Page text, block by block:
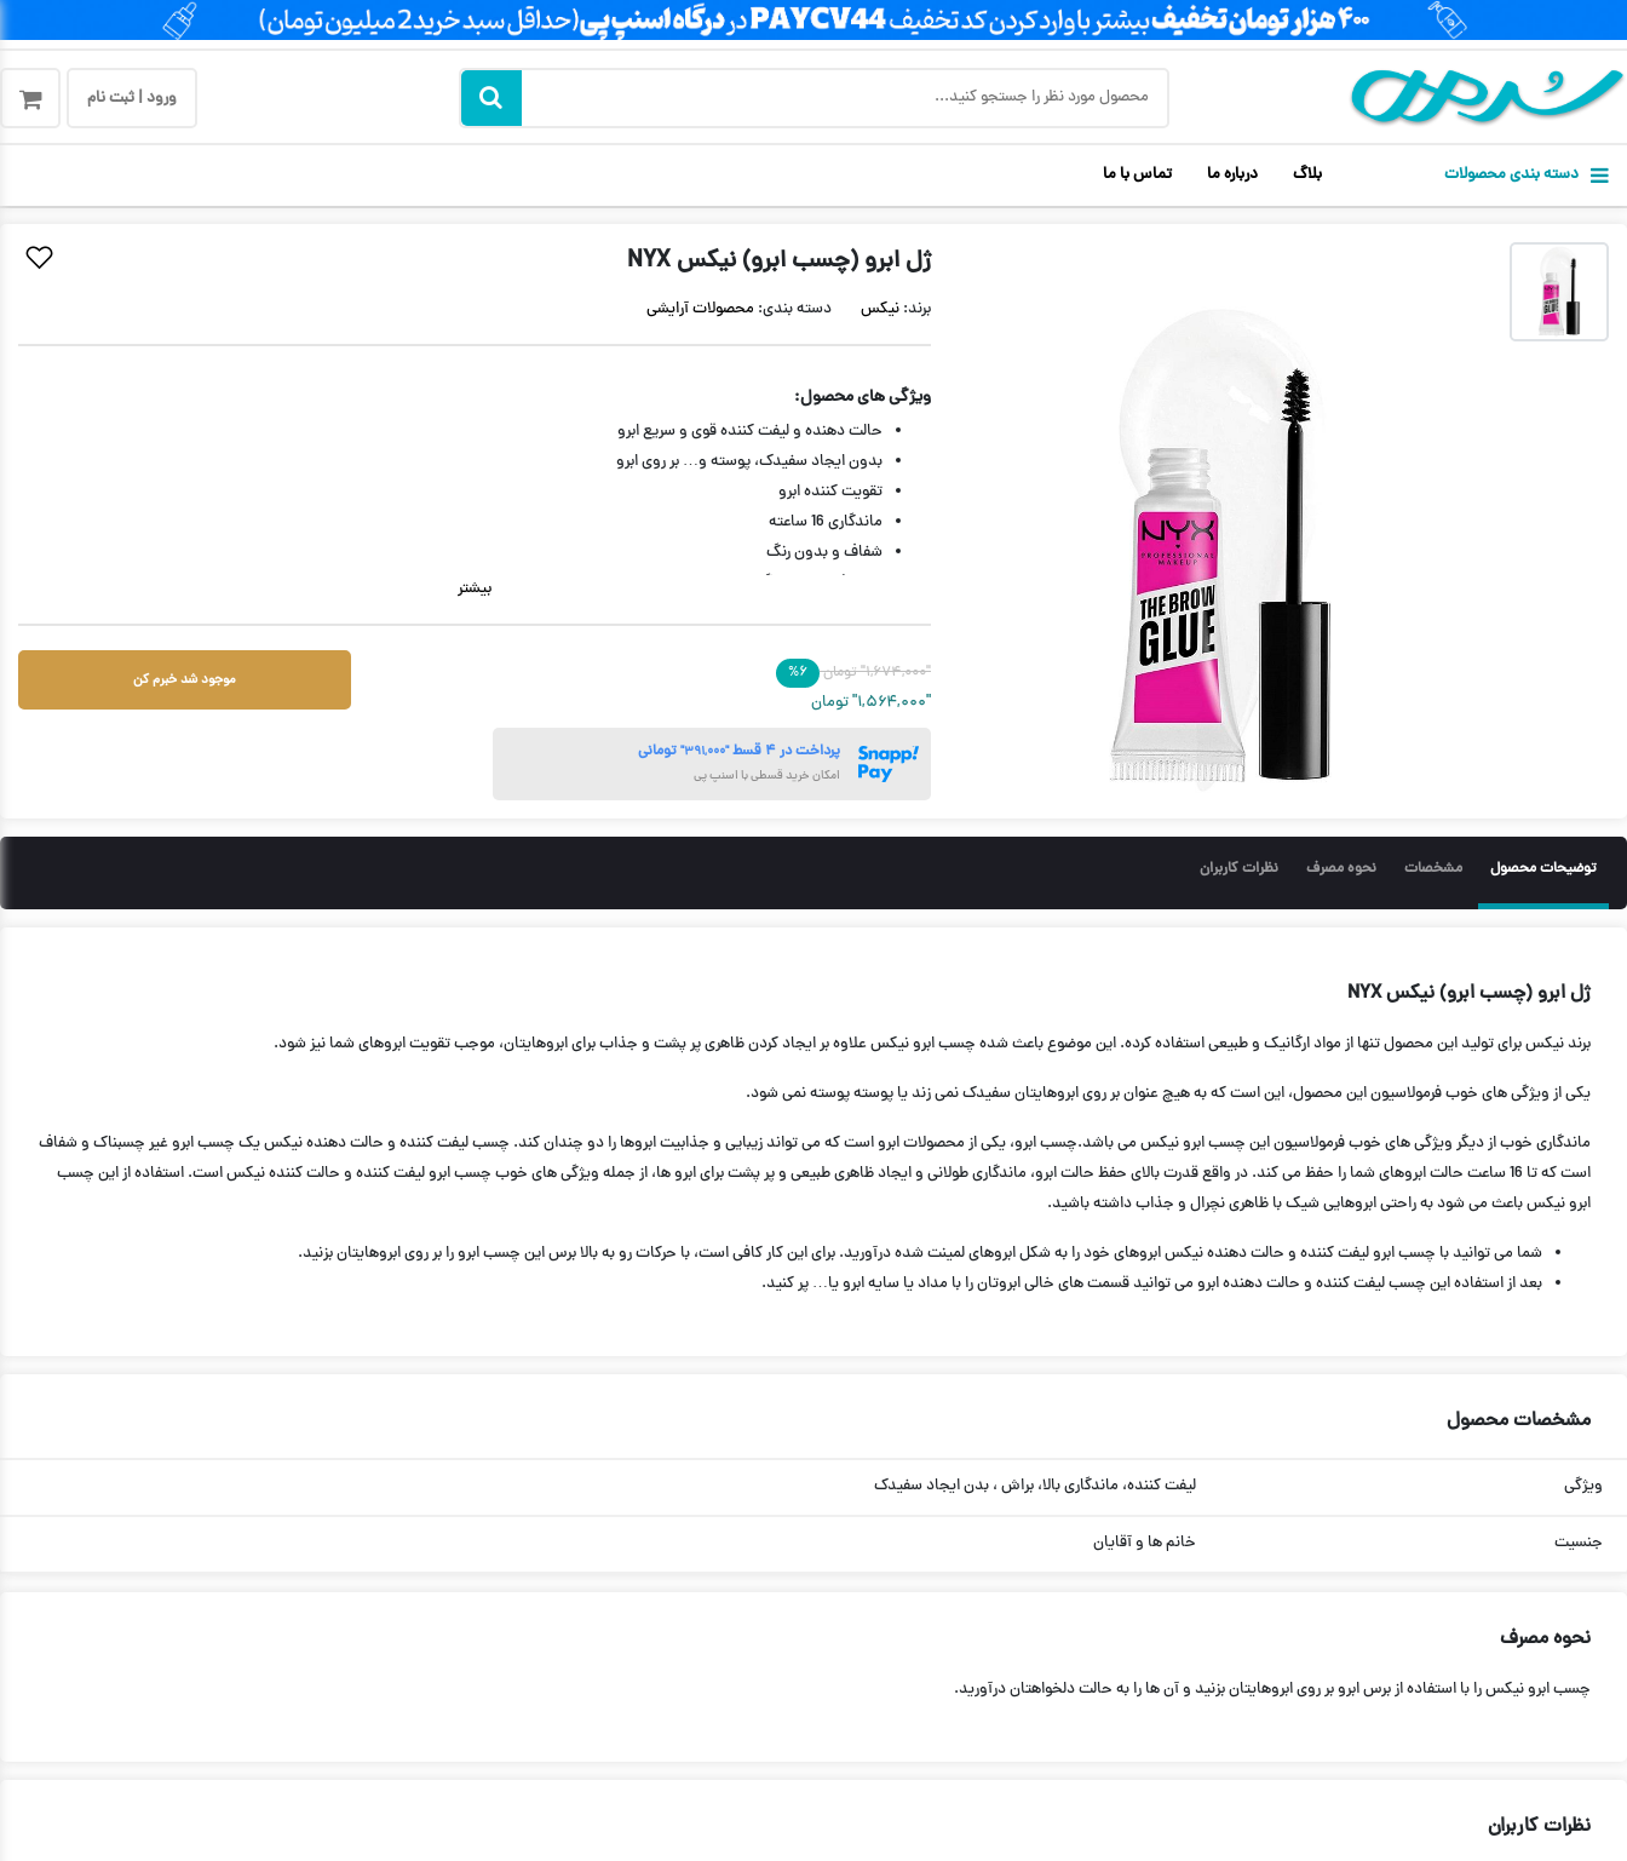
ورود | ثبت نام
دسته بندی محصولات بلاگ درباره ما تماس با ما
ژل ابرو (چسب ابرو) نیکس NYX
برند: نیکس دسته بندی: محصولات آرایشی
ویژگی های محصول:
حالت دهنده و لیفت کننده قوی و سریع ابرو
بدون ایجاد سفیدک، پوسته و… بر روی ابرو
تقویت کننده ابرو
ماندگاری 16 ساعته
شفاف و بدون رنگ
بیشتر
"۱,۶۷۴,۰۰۰" تومان ۶%
"۱,۵۶۴,۰۰۰" تومان
موجود شد خبرم کن
پرداخت در ۴ قسط "۳۹۱,۰۰۰" تومانی
امکان خرید قسطی با اسنپ پی
توضیحات محصول مشخصات نحوه مصرف نظرات کاربران
ژل ابرو (چسب ابرو) نیکس NYX
برند نیکس برای تولید این محصول تنها از مواد ارگانیک و طبیعی استفاده کرده. این موضوع باعث شده چسب ابرو نیکس علاوه بر ایجاد کردن ظاهری پر پشت و جذاب برای ابروهایتان، موجب تقویت ابروهای شما نیز شود.
یکی از ویژگی های خوب فرمولاسیون این محصول، این است که به هیچ عنوان بر روی ابروهایتان سفیدک نمی زند یا پوسته پوسته نمی شود.
ماندگاری خوب از دیگر ویژگی های خوب فرمولاسیون این چسب ابرو نیکس می باشد.چسب ابرو، یکی از محصولات ابرو است که می تواند زیبایی و جذابیت ابروها را دو چندان کند. چسب لیفت کننده و حالت دهنده نیکس یک چسب ابرو غیر چسبناک و شفاف
است که تا 16 ساعت حالت ابروهای شما را حفظ می کند. در واقع قدرت بالای حفظ حالت ابرو، ماندگاری طولانی و ایجاد ظاهری طبیعی و پر پشت برای ابرو ها، از جمله ویژگی های خوب چسب ابرو لیفت کننده و حالت کننده نیکس است. استفاده از این چسب
ابرو نیکس باعث می شود به راحتی ابروهایی شیک با ظاهری نچرال و جذاب داشته باشید.
شما می توانید با چسب ابرو لیفت کننده و حالت دهنده نیکس ابروهای خود را به شکل ابروهای لمینت شده درآورید. برای این کار کافی است، با حرکات رو به بالا برس این چسب ابرو را بر روی ابروهایتان بزنید.
بعد از استفاده این چسب لیفت کننده و حالت دهنده ابرو می توانید قسمت های خالی ابروتان را با مداد یا سایه ابرو یا… پر کنید.
مشخصات محصول
ویژگی لیفت کننده، ماندگاری بالا، براش ، بدن ایجاد سفیدک
جنسیت خانم ها و آقایان
نحوه مصرف
چسب ابرو نیکس را با استفاده از برس ابرو بر روی ابروهایتان بزنید و آن ها را به حالت دلخواهتان درآورید.
نظرات کاربران